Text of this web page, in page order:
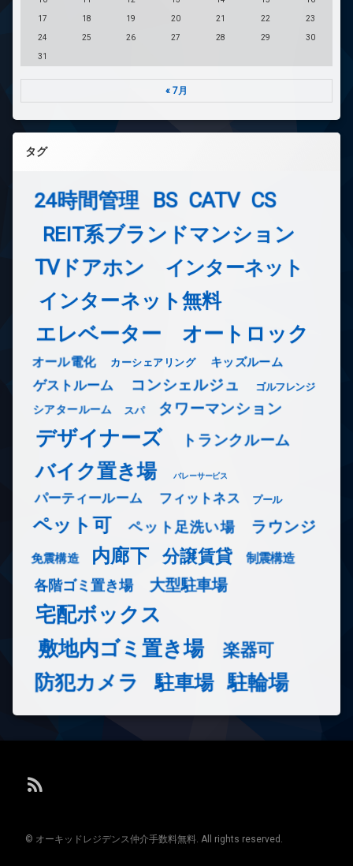
17 18 19 20 21 22 23
24 25 26 27 28 29 30
31
« 7月
タグ
24時間管理 BS CATV CS
REIT系ブランドマンション
TVドアホン インターネット
インターネット無料
エレベーター オートロック
オール電化 カーシェアリング キッズルーム
ゲストルーム コンシェルジュ ゴルフレンジ
シアタールーム スパ タワーマンション
デザイナーズ トランクルーム
バイク置き場 バレーサービス
パーティールーム フィットネス プール
ペット可 ペット足洗い場 ラウンジ
免震構造 内廊下 分譲賃貸 制震構造
各階ゴミ置き場 大型駐車場
宅配ボックス
敷地内ゴミ置き場
楽器可
防犯カメラ 駐車場 駐輪場
RSS
© オーキッドレジデンス仲介手数料無料. All rights reserved.